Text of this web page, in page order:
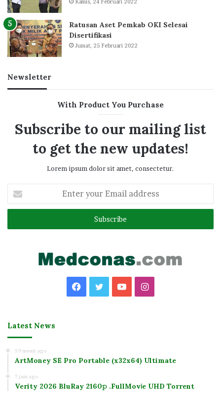
Kamis, 24 Februari 2022
Ratusan Aset Pemkab OKI Selesai
Disertifikasi
Jumat, 25 Februari 2022
Newsletter
With Product You Purchase
Subscribe to our mailing list
to get the new updates!
Lorem ipsum dolor sit amet, consectetur.
your
Email
Facebook
TwitterYouTubeInstagram
Latest News
59 menit ago
ArtMoney SE Pro Portable (x32x64) Ultimate
7 jam ago
Verity 2026 BluRay 2160𝚙 .FullMov𝗂e UHD Torrent